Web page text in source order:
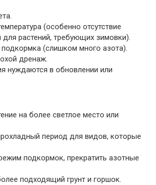
(особенно отсутствие
растений, требующих зимовки).
(слишком много азота).
дренаж.
нуждаются в обновлении или
на более светлое место или
период для видов, которые
подкормок, прекратить азотные
подходящий грунт и горшок.